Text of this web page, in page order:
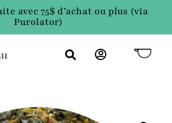
avec 75$ d’achat ou plus (via
Purolator)